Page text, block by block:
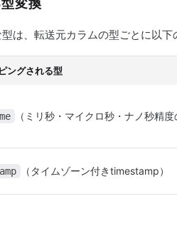
変換
は、転送元カラムの型ごとに以
ングされる型
（ミリ秒・マイクロ秒・ナノ秒精度
（タイムゾーン付きtimestamp）